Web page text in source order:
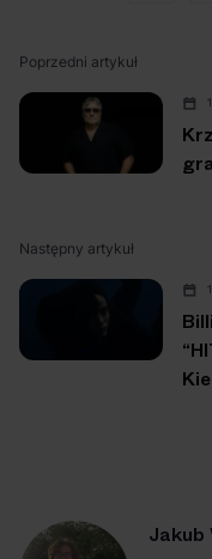
Poprzedni artykuł
Następny artykuł
Jakub